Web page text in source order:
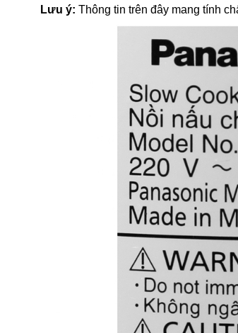
Lưu ý: Thông tin trên đây mang tính